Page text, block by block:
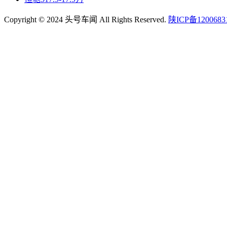
Copyright © 2024 头号车闻 All Rights Reserved. 陕ICP备